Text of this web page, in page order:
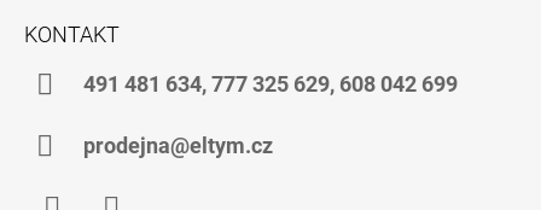
KONTAKT
491 481 634, 777 325 629, 608 042 699
prodejna@eltym.cz